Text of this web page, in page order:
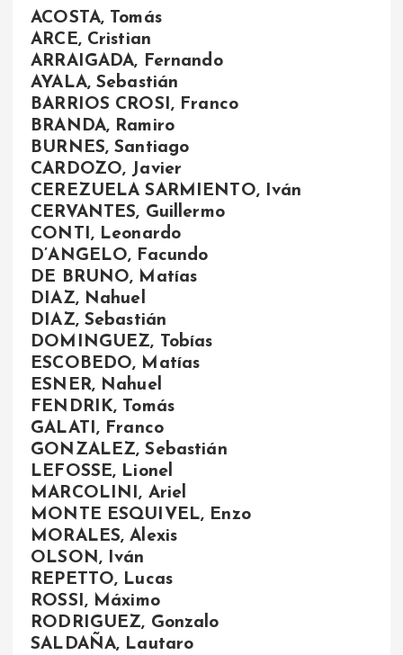
ACOSTA, Tomás
ARCE, Cristian
ARRAIGADA, Fernando
AYALA, Sebastián
BARRIOS CROSI, Franco
BRANDA, Ramiro
BURNES, Santiago
CARDOZO, Javier
CEREZUELA SARMIENTO, Iván
CERVANTES, Guillermo
CONTI, Leonardo
D’ANGELO, Facundo
DE BRUNO, Matías
DIAZ, Nahuel
DIAZ, Sebastián
DOMINGUEZ, Tobías
ESCOBEDO, Matías
ESNER, Nahuel
FENDRIK, Tomás
GALATI, Franco
GONZALEZ, Sebastián
LEFOSSE, Lionel
MARCOLINI, Ariel
MONTE ESQUIVEL, Enzo
MORALES, Alexis
OLSON, Iván
REPETTO, Lucas
ROSSI, Máximo
RODRIGUEZ, Gonzalo
SALDAÑA, Lautaro